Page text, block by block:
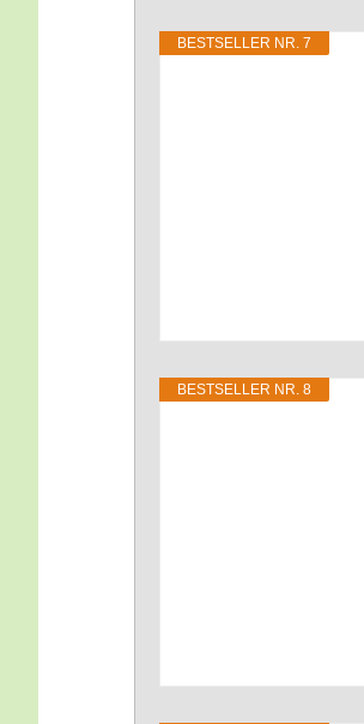
BEST­SEL­LER NR. 7
BEST­SEL­LER NR. 8